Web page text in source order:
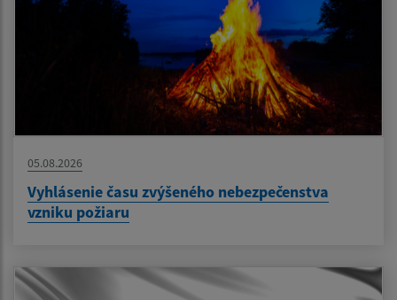
05.08.2026
Vyhlásenie času zvýšeného nebezpečenstva
vzniku požiaru